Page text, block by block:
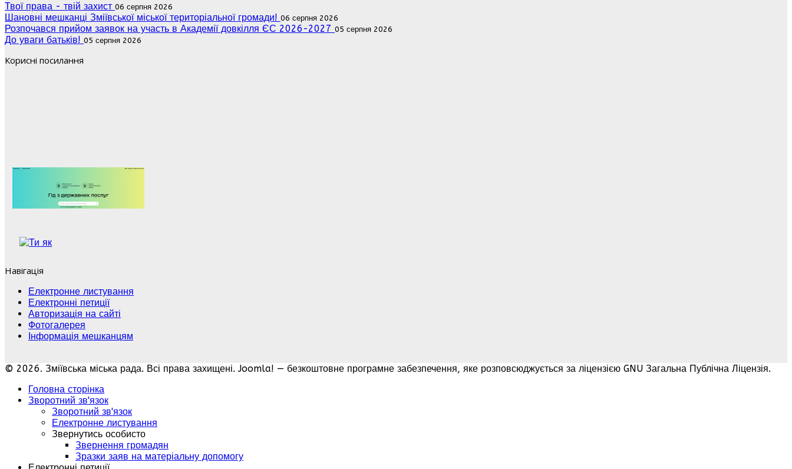
Твої права - твій захист 06 серпня 2026
Шановні мешканці Зміївської міської територіальної громади! 06 серпня 2026
Розпочався прийом заявок на участь в Академії довкілля ЄС 2026-2027 05 серпня 2026
До уваги батьків! 05 серпня 2026
Корисні посилання
Навігація
Електронне листування
Електронні петиції
Авторизація на сайті
Фотогалерея
Інформація мешканцям
© 2026. Зміївська міська рада. Всі права захищені. Joomla! — безкоштовне програмне забезпечення, яке розповсюджується за ліцензією GNU Загальна Публічна Ліцензія.
Головна сторінка
Зворотний зв'язок
Зворотний зв'язок
Електронне листування
Звернутись особисто
Звернення громадян
Зразки заяв на матеріальну допомогу